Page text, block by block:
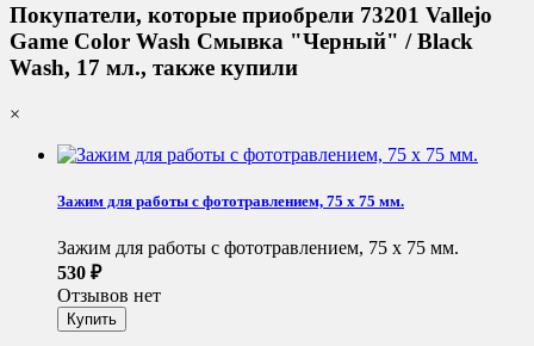
Покупатели, которые приобрели 73201 Vallejo
Game Color Wash Смывка "Черный" / Black
Wash, 17 мл., также купили
×
Зажим для работы с фототравлением, 75 х 75 мм.
Зажим для работы с фототравлением, 75 х 75 мм.
530 ₽
Отзывов нет